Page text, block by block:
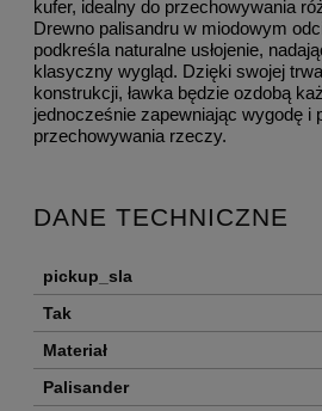
kufer, idealny do przechowywania
Drewno palisandru w miodowym
podkreśla naturalne usłojenie,
klasyczny wygląd. Dzięki swojej
konstrukcji, ławka będzie ozdobą
jednocześnie zapewniając wygodę i
przechowywania rzeczy.
DANE TECHNICZNE
pickup_sla
Tak
Materiał
Palisander